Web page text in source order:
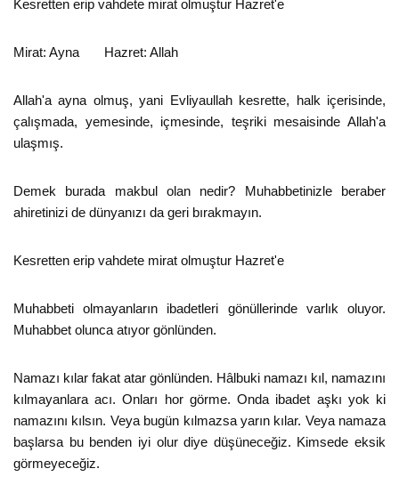
Kesretten erip vahdete mirat olmuştur Hazret'e
Mirat: Ayna Hazret: Allah
Allah'a ayna olmuş, yani Evliyaullah kesrette, halk içerisinde,
çalışmada, yemesinde, içmesinde, teşriki mesaisinde Allah'a
ulaşmış.
Demek burada makbul olan nedir? Muhabbetinizle beraber
ahiretinizi de dünyanızı da geri bırakmayın.
Kesretten erip vahdete mirat olmuştur Hazret'e
Muhabbeti olmayanların ibadetleri gönüllerinde varlık oluyor.
Muhabbet olunca atıyor gönlünden.
Namazı kılar fakat atar gönlünden. Hâlbuki namazı kıl, namazını
kılmayanlara acı. Onları hor görme. Onda ibadet aşkı yok ki
namazını kılsın. Veya bugün kılmazsa yarın kılar. Veya namaza
başlarsa bu benden iyi olur diye düşüneceğiz. Kimsede eksik
görmeyeceğiz.